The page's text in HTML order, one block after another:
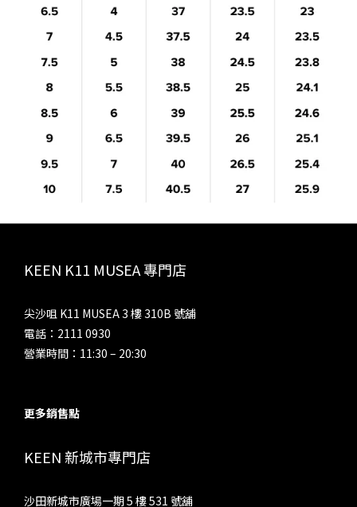
KEEN K11 MUSEA 專門店
尖沙咀 K11 MUSEA 3 樓 310B 號舖
電話：2111 0930
營業時間：11:30 – 20:30
更多銷售點
KEEN 新城市專門店
沙田新城市廣場一期 5 樓 531 號舖